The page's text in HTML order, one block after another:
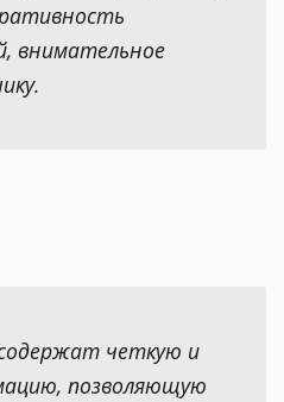
внимательное
четкую и
позволяющую